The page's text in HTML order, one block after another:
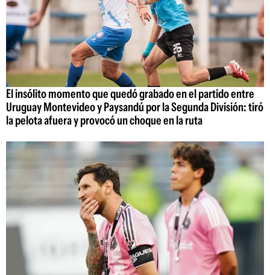
El insólito momento que quedó grabado en el partido entre
Uruguay Montevideo y Paysandú por la Segunda División: tiró
la pelota afuera y provocó un choque en la ruta